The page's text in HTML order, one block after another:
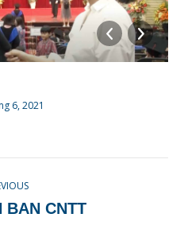
6, 2021
Previous
BAN CNTT